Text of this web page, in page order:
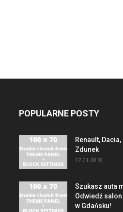
POPULARNE POSTY
Renault,
Zdunek
17-01-2018
Szukasz auta
Odwiedź
w Gdańsku!